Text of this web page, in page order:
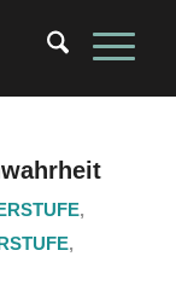
,
,